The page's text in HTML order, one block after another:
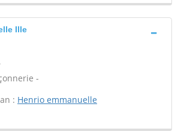
Ille
-
: Henrio emmanuelle